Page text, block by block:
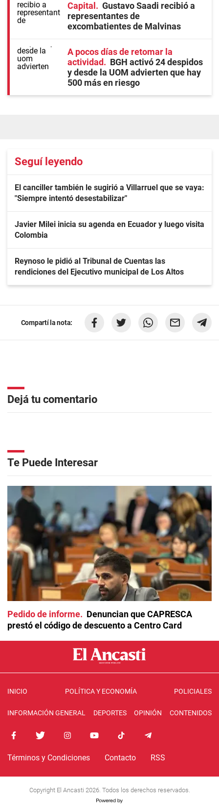
Capital
Gustavo Saadi recibió a
representantes de
excombatientes de Malvinas
A pocos días de retomar la
actividad
BGH activó 24 despidos
y desde la UOM advierten que hay
500 más en riesgo
Seguí leyendo
El canciller también le sugirió a Villarruel que se vaya:
"Siempre intentó desestabilizar"
Javier Milei inicia su agenda en Ecuador y luego visita
Colombia
Reynoso le pidió al Tribunal de Cuentas las
rendiciones del Ejecutivo municipal de Los Altos
Compartí la nota:
Dejá tu comentario
Te Puede Interesar
Pedido de informe
Denuncian que CAPRESCA
prestó el código de descuento a Centro Card
INICIO POLÍTICA Y ECONOMÍA POLICIALES
INFORMACIÓN GENERAL DEPORTES OPINIÓN CONTENIDOS
Términos y Condiciones Contacto RSS
Copyright El Ancasti 2026. Todos los derechos reservados.